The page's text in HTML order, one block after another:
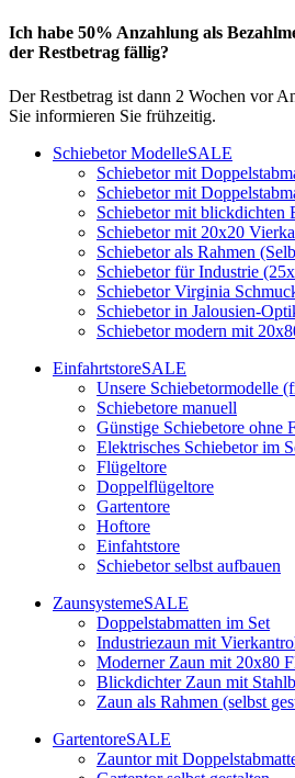
Ich habe 50% Anzahlung als
der Restbetrag fällig?
Der Restbetrag ist dann 2 Wochen vor
Sie informieren Sie frühzeitig.
Schiebetor ModelleSALE
Schiebetor mit
Schiebetor mit
Schiebetor mit blickdichten
Schiebetor mit 20x20
Schiebetor als Rahmen
Schiebetor für Industrie
Schiebetor Virginia
Schiebetor in Jalousien-
Schiebetor modern mit
EinfahrtstoreSALE
Unsere Schiebetormodelle
Schiebetore manuell
Günstige Schiebetore ohne
Elektrisches Schiebetor im
Flügeltore
Doppelflügeltore
Gartentore
Hoftore
Einfahtstore
Schiebetor selbst aufbauen
ZaunsystemeSALE
Doppelstabmatten im Set
Industriezaun mit
Moderner Zaun mit 20x80
Blickdichter Zaun mit
Zaun als Rahmen (selbst
GartentoreSALE
Zauntor mit